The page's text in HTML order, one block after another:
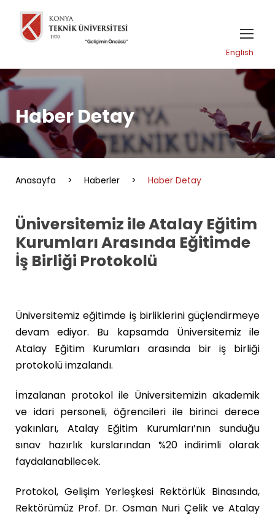
English
Haber Detay
Anasayfa > Haberler > Haber Detay
Üniversitemiz ile Atalay Eğitim
Kurumları Arasında Eğitimde
İş Birliği Protokolü
Üniversitemiz eğitimde iş birliklerini güçlendirmeye
devam ediyor. Bu kapsamda Üniversitemiz ile
Atalay Eğitim Kurumları arasında bir iş birliği
protokolü imzalandı.
İmzalanan protokol ile Üniversitemizin akademik
ve idari personeli, öğrencileri ile birinci derece
yakınları, Atalay Eğitim Kurumları’nın sunduğu
sınav hazırlık kurslarından %20 indirimli olarak
faydalanabilecek.
Protokol, Gelişim Yerleşkesi Rektörlük Binasında,
Rektörümüz Prof. Dr. Osman Nuri Çelik ve Atalay